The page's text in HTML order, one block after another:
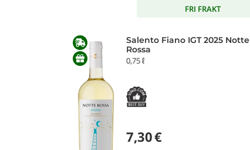
FRI FRAKT
Salento Fiano IGT 2025 Notte
Rossa
0,75 ℓ
7,30€